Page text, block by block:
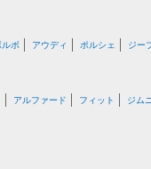
ルボ アウディ ポルシェ ジー
アルファード フィット ジム